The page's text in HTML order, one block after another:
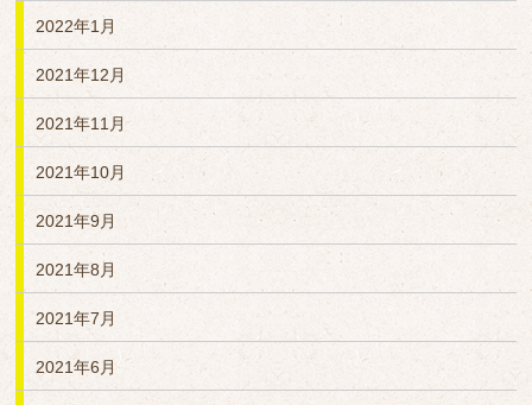
2022年1月
2021年12月
2021年11月
2021年10月
2021年9月
2021年8月
2021年7月
2021年6月